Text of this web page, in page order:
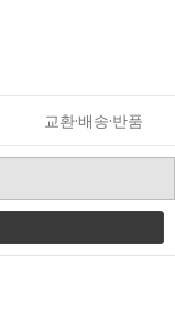
교환·배송·반품